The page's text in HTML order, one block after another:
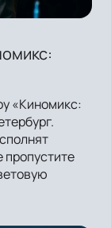
«Киномикс:
пропустите